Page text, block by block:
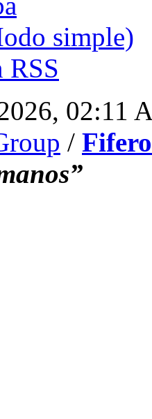
simple)
RSS
02:11
/